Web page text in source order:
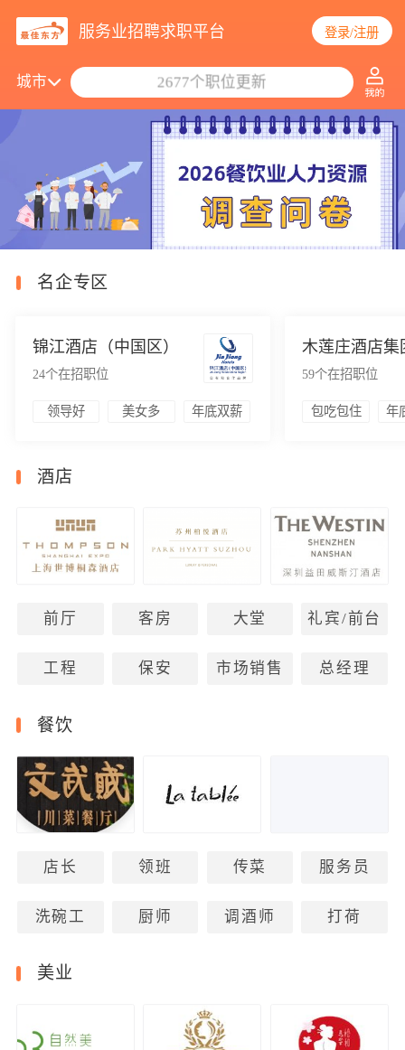
服务业招聘求职平台 登录/注册
城市
2677个职位更新
名企专区
锦江酒店（中国区）
24个在招职位
领导好 美女多 年底双薪
木莲庄酒店集
59个在招职位
包吃包住 年
酒店
前厅 客房 大堂 礼宾/前台
工程 保安 市场销售 总经理
餐饮
店长 领班 传菜 服务员
洗碗工 厨师 调酒师 打荷
美业